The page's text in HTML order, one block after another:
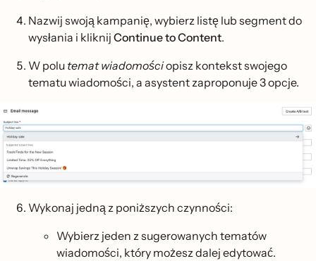
Nazwij swoją kampanię, wybierz listę lub segment do
wysłania i kliknij Continue to Content.
W polu temat wiadomościopisz kontekst swojego
tematu wiadomości, a asystent zaproponuje 3 opcje.
Wykonaj jedną z poniższych czynności:
Wybierz jeden z sugerowanych tematów
wiadomości, który możesz dalej edytować.